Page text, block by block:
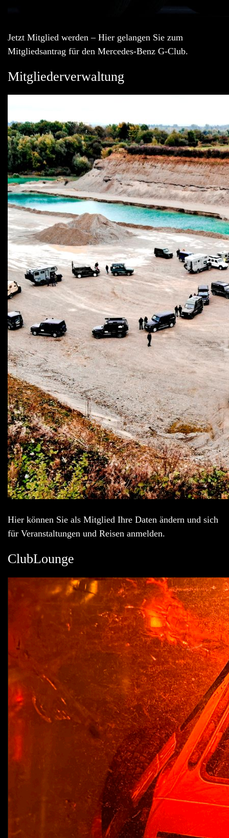
Jetzt Mitglied werden – Hier gelangen Sie zum
Mitgliedsantrag für den Mercedes-Benz G-Club.
Mitgliederverwaltung
Hier können Sie als Mitglied Ihre Daten ändern und sich
für Veranstaltungen und Reisen anmelden.
ClubLounge